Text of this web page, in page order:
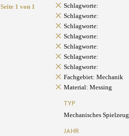
Seite 1 von 1
Schlagworte:
Schlagworte:
Schlagworte:
Schlagworte:
Schlagworte:
Schlagworte:
Schlagworte:
Fachgebiet: Mechanik
Material: Messing
TYP
Mechanisches Spielzeug
JAHR